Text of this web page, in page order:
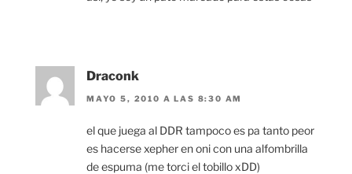
Draconk
MAYO 5, 2010 A LAS 8:30 AM
el que juega al DDR tampoco es pa tanto peor
es hacerse xepher en oni con una alfombrilla
de espuma (me torci el tobillo xDD)